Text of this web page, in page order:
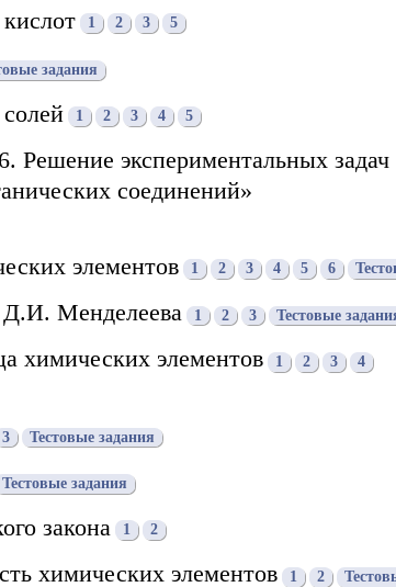
1 2 3 5
задания
1 2 3 4 5
Решение экспериментальных
соединений»
элементов 1 2 3 4 5 6
Д.И. Менделеева 1 2 3 Тестовые
химических элементов 1 2 3 4
3 Тестовые задания
Тестовые задания
закона 1 2
химических элементов 1 2